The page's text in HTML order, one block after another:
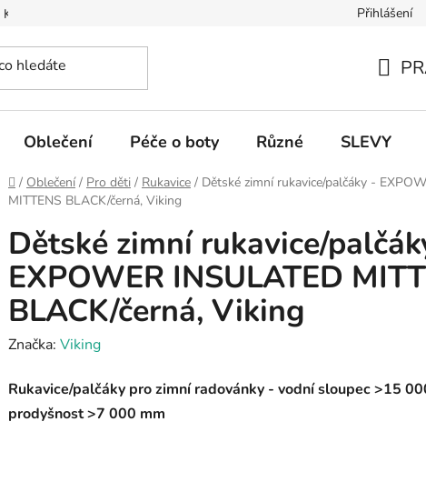
Kontakty na prodejny Informace k on-line
Přihlášení
KOŠÍK
Oblečení Péče o boty Různé SLEVY
Domů
/ Oblečení / Pro děti / Rukavice / Dětské zimní rukavice/palčáky -
MITTENS BLACK/černá, Viking
Dětské zimní rukavice/
EXPOWER INSULATED
BLACK/černá, Viking
Značka: Viking
Rukavice/palčáky pro zimní radovánky - vodní sloupec >15
prodyšnost >7 000 mm